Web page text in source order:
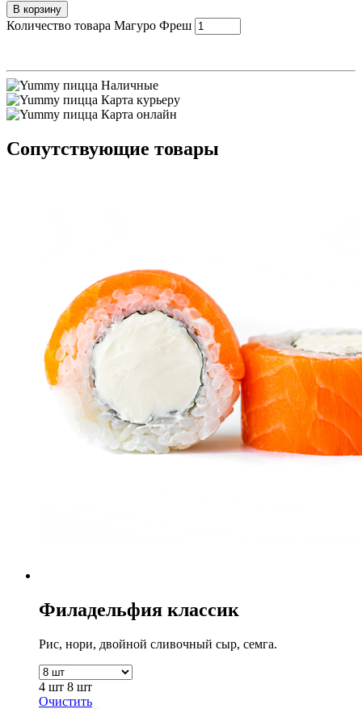
В корзину
Количество товара Магуро Фреш
Наличные
Карта курьеру
Карта онлайн
Сопутствующие товары
Филадельфия классик
Рис, нори, двойной сливочный сыр, семга.
4 шт 8 шт
Очистить